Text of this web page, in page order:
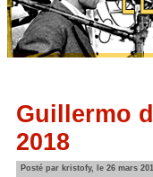
Guillermo
2018
Posté par kristofy, le 26 mars